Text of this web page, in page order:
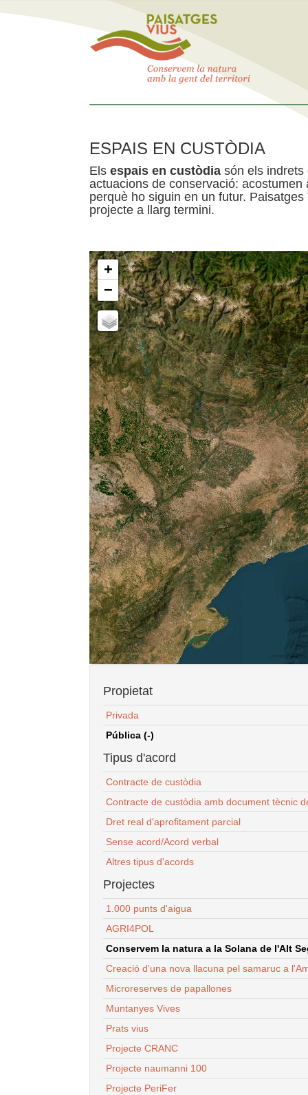
ESPAIS EN CUSTÒDIA
Els espais en custòdia són els indrets
actuacions de conservació:
perquè ho siguin en un futur.
projecte a llarg termini.
+
−
Propietat
Privada
Pública (-)
Tipus d'acord
Contracte de custòdia
Contracte de custòdia amb document tècnic
Dret real d'aprofitament parcial
Sense acord/Acord verbal
Altres tipus d'acords
Projectes
1.000 punts d'aigua
AGRI4POL
Conservem la natura a la Solana de l'Alt
Creació d'una nova llacuna pel samaruc a
Microreserves de papallones
Muntanyes Vives
Prats vius
Projecte CRANC
Projecte naumanni 100
Projecte PeriFer